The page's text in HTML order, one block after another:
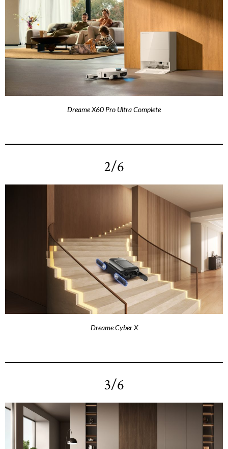
Dreame X60 Pro Ultra Complete
2/6
Dreame Cyber X
3/6